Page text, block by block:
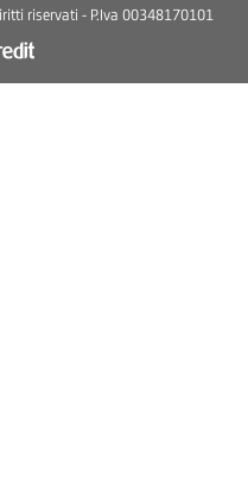
riservati - P.Iva 00348170101